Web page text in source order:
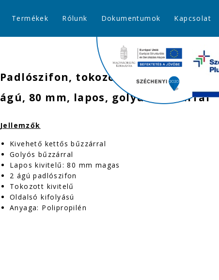
Termékek Rólunk Dokumentumok Kapcsolat
Padlószifon, tokozott, gumigyűrűs, II.
ágú, 80 mm, lapos, golyüs bűzzárral
Jellemzők
Kivehető kettős bűzzárral
Golyós bűzzárral
Lapos kivitelű: 80 mm magas
2 ágú padlószifon
Tokozott kivitelű
Oldalsó kifolyású
Anyaga: Polipropilén